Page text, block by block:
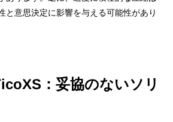
と意思決定に影響を与える可能性があり
：妥協のないソリ